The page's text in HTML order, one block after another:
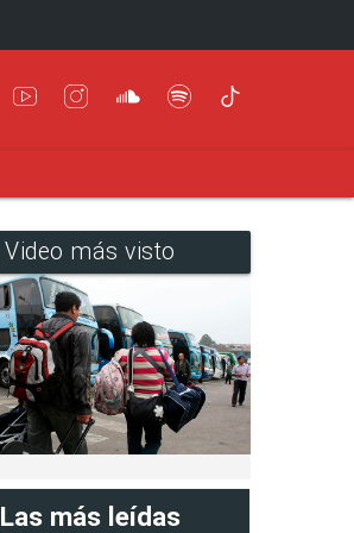
Video más visto
Las más leídas